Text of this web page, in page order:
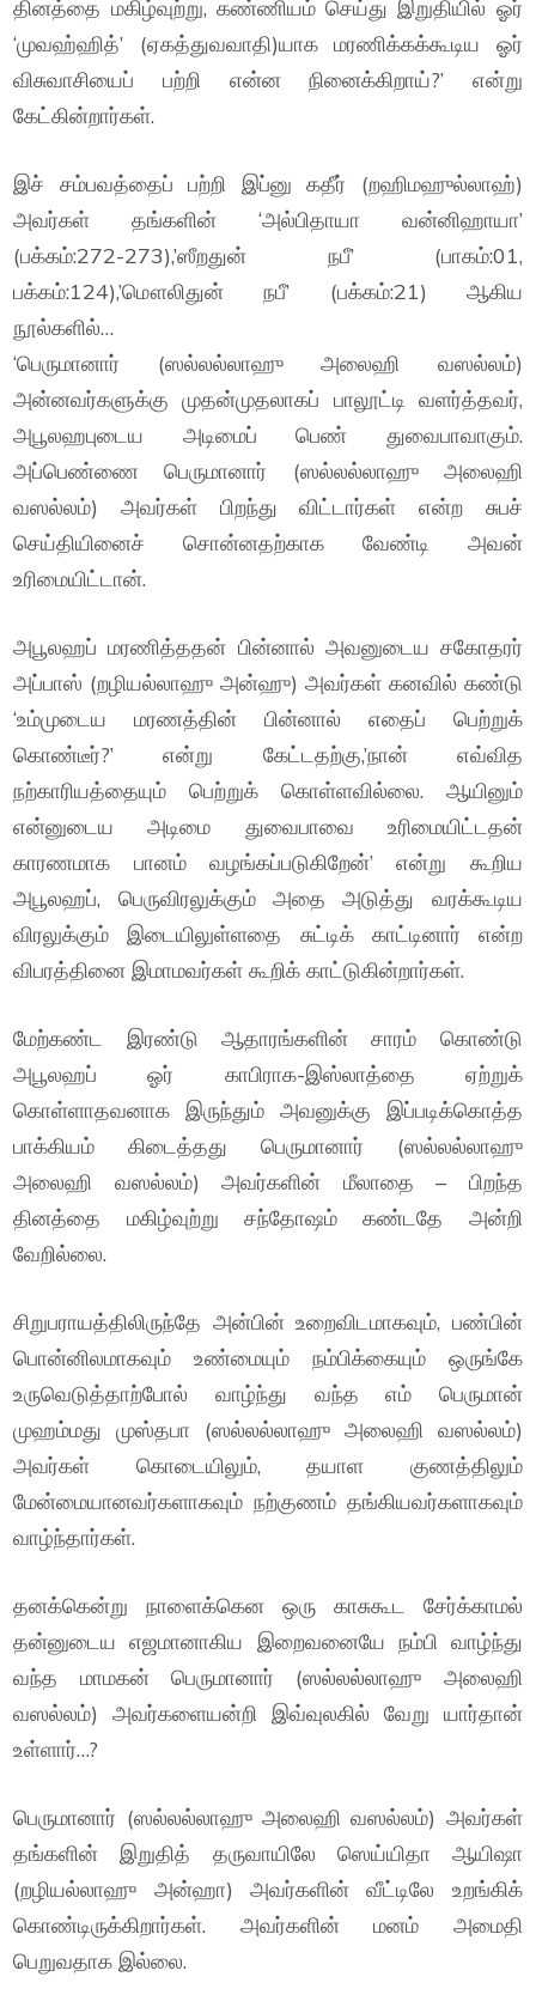
தினத்தை மகிழ்வுற்று, கண்ணியம் செய்து இறுதியில் ஓர்
‘முவஹ்ஹித்’ (ஏகத்துவவாதி)யாக மரணிக்கக்கூடிய ஓர்
விசுவாசியைப் பற்றி என்ன நினைக்கிறாய்?’ என்று
கேட்கின்றார்கள்.
இச் சம்பவத்தைப் பற்றி இப்னு கதீர் (றஹிமஹுல்லாஹ்)
அவர்கள் தங்களின் ‘அல்பிதாயா வன்னிஹாயா’
(பக்கம்:272-273),’ஸீறதுன் நபீ’ (பாகம்:01,
பக்கம்:124),’மௌலிதுன் நபீ’ (பக்கம்:21) ஆகிய
நூல்களில்…
‘பெருமானார் (ஸல்லல்லாஹு அலைஹி வஸல்லம்)
அன்னவர்களுக்கு முதன்முதலாகப் பாலூட்டி வளர்த்தவர்,
அபூலஹபுடைய அடிமைப் பெண் துவைபாவாகும்.
அப்பெண்ணை பெருமானார் (ஸல்லல்லாஹு அலைஹி
வஸல்லம்) அவர்கள் பிறந்து விட்டார்கள் என்ற சுபச்
செய்தியினைச் சொன்னதற்காக வேண்டி அவன்
உரிமையிட்டான்.
அபூலஹப் மரணித்ததன் பின்னால் அவனுடைய சகோதரர்
அப்பாஸ் (றழியல்லாஹு அன்ஹு) அவர்கள் கனவில் கண்டு
‘உம்முடைய மரணத்தின் பின்னால் எதைப் பெற்றுக்
கொண்டீர்?’ என்று கேட்டதற்கு,’நான் எவ்வித
நற்காரியத்தையும் பெற்றுக் கொள்ளவில்லை. ஆயினும்
என்னுடைய அடிமை துவைபாவை உரிமையிட்டதன்
காரணமாக பானம் வழங்கப்படுகிறேன்’ என்று கூறிய
அபூலஹப், பெருவிரலுக்கும் அதை அடுத்து வரக்கூடிய
விரலுக்கும் இடையிலுள்ளதை சுட்டிக் காட்டினார் என்ற
விபரத்தினை இமாமவர்கள் கூறிக் காட்டுகின்றார்கள்.
மேற்கண்ட இரண்டு ஆதாரங்களின் சாரம் கொண்டு
அபூலஹப் ஓர் காபிராக-இஸ்லாத்தை ஏற்றுக்
கொள்ளாதவனாக இருந்தும் அவனுக்கு இப்படிக்கொத்த
பாக்கியம் கிடைத்தது பெருமானார் (ஸல்லல்லாஹு
அலைஹி வஸல்லம்) அவர்களின் மீலாதை – பிறந்த
தினத்தை மகிழ்வுற்று சந்தோஷம் கண்டதே அன்றி
வேறில்லை.
சிறுபராயத்திலிருந்தே அன்பின் உறைவிடமாகவும், பண்பின்
பொன்னிலமாகவும் உண்மையும் நம்பிக்கையும் ஒருங்கே
உருவெடுத்தாற்போல் வாழ்ந்து வந்த எம் பெருமான்
முஹம்மது முஸ்தபா (ஸல்லல்லாஹு அலைஹி வஸல்லம்)
அவர்கள் கொடையிலும், தயாள குணத்திலும்
மேன்மையானவர்களாகவும் நற்குணம் தங்கியவர்களாகவும்
வாழ்ந்தார்கள்.
தனக்கென்று நாளைக்கென ஒரு காசுகூட சேர்க்காமல்
தன்னுடைய எஜமானாகிய இறைவனையே நம்பி வாழ்ந்து
வந்த மாமகன் பெருமானார் (ஸல்லல்லாஹு அலைஹி
வஸல்லம்) அவர்களையன்றி இவ்வுலகில் வேறு யார்தான்
உள்ளார்…?
பெருமானார் (ஸல்லல்லாஹு அலைஹி வஸல்லம்) அவர்கள்
தங்களின் இறுதித் தருவாயிலே ஸெய்யிதா ஆயிஷா
(றழியல்லாஹு அன்ஹா) அவர்களின் வீட்டிலே உறங்கிக்
கொண்டிருக்கிறார்கள். அவர்களின் மனம் அமைதி
பெறுவதாக இல்லை.